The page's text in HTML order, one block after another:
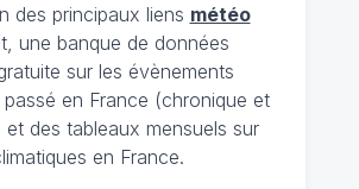
des principaux liens météo
une banque de données
sur les évènements
en France (chronique et
et des tableaux mensuels sur
en France.